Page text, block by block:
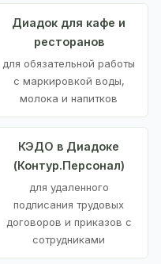
Диадок для кафе и
ресторанов
для обязательной работы
с маркировкой воды,
молока и напитков
КЭДО в Диадоке
(Контур.Персонал)
для удаленного
подписания трудовых
договоров и приказов с
сотрудниками